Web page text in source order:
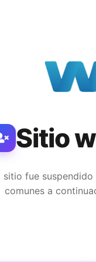
Sitio
sitio fue
comunes a